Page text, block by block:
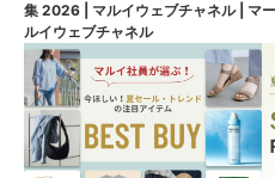
集 2026 | マルイウェブチャネル | マ
ルイウェブチャネル